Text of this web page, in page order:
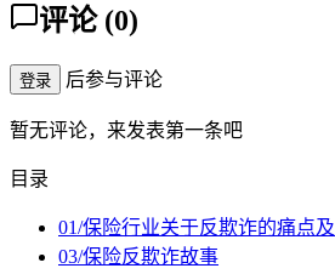
评论 (0)
登录 后参与评论
暂无评论，来发表第一条吧
目录
01/保险行业关于反欺诈的痛点
03/保险反欺诈故事